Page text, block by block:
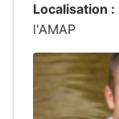
Localisation :
l'AMAP